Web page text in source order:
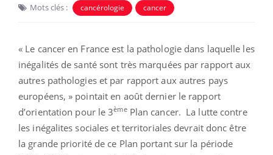
Mots clés : cancérologie cancer
« Le cancer en France est la pathologie dans laquelle les
inégalités de santé sont très marquées par rapport aux
autres pathologies et par rapport aux autres pays
européens, » pointait en août dernier le rapport
d’orientation pour le 3èmePlan cancer. La lutte contre
les inégalites sociales et territoriales devrait donc être
la grande priorité de ce Plan portant sur la période